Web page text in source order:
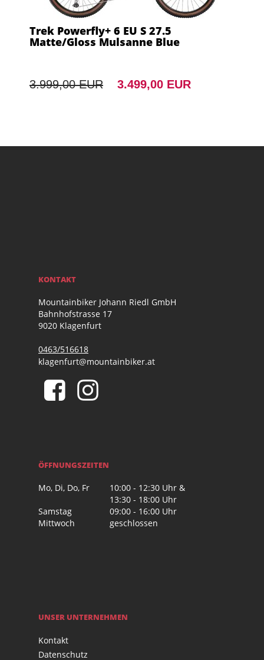
Trek Powerfly+ 6 EU S 27.5
Matte/Gloss Mulsanne Blue
3.999,00 EUR 3.499,00 EUR
KONTAKT
Mountainbiker Johann Riedl GmbH
Bahnhofstrasse 17
9020 Klagenfurt
0463/516618
klagenfurt@mountainbiker.at
ÖFFNUNGSZEITEN
Mo, Di, Do, Fr
10:00 - 12:30 Uhr &
13:30 - 18:00 Uhr
Samstag
09:00 - 16:00 Uhr
Mittwoch
geschlossen
UNSER UNTERNEHMEN
Kontakt
Datenschutz